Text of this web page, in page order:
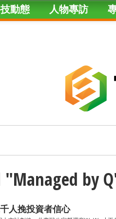
動態 人物專訪
by
人挽投資者信心